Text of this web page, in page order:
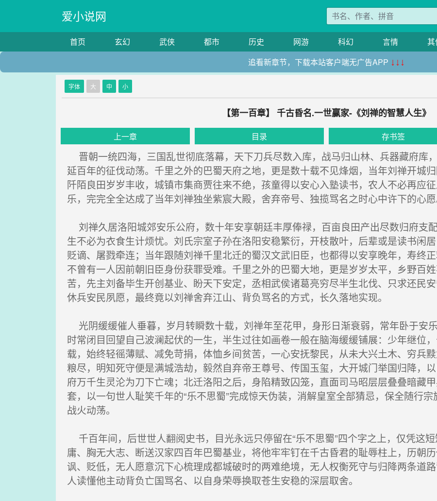
爱小说网
首页 玄幻 武侠 都市 历史 网游 科幻 言情 其
追看新章节，下载本站客户端无广告APP ↓↓↓
字体 大 中 小
【第一百章】 千古昏名.一世赢家-《刘禅的智慧人生》
上一章 目录 存书签
晋朝一统四海，三国乱世彻底落幕，天下刀兵尽数入库，战马归山林、兵器藏府库
延百年的征伐动荡。千里之外的巴蜀天府之地，更是数十载不见烽烟，当年刘禅开城
阡陌良田岁岁丰收，城镇市集商贾往来不绝，孩童得以安心入塾读书，农人不必再应
乐，完完全全达成了当年刘禅独坐紫宸大殿，舍弃帝号、独揽骂名之时心中许下的心愿
刘禅久居洛阳城郊安乐公府，数十年安享朝廷丰厚俸禄，百亩良田产出尽数归府支
生不必为衣食生计烦忧。刘氏宗室子孙在洛阳安稳繁衍，开枝散叶，后辈或是读书闲
贬谪、屠戮牵连；当年跟随刘禅千里北迁的蜀汉文武旧臣，也都得以安享晚年，寿终
不曾有一人因前朝旧臣身份获罪受难。千里之外的巴蜀大地，更是岁岁太平，乡野百
苦，先主刘备毕生开创基业、盼天下安定，丞相武侯诸葛亮穷尽半生北伐、只求还民
休兵安民夙愿，最终竟以刘禅舍弃江山、背负骂名的方式，长久落地实现。
光阴缓缓催人垂暮，岁月转瞬数十载，刘禅年至花甲，身形日渐衰弱，常年卧于安
时常闭目回望自己波澜起伏的一生，半生过往如画卷一般在脑海缓缓铺展：少年继位
载，始终轻徭薄赋、减免苛捐，体恤乡间贫苦，一心安抚黎民，从未大兴土木、穷兵
粮尽，明知死守便是满城浩劫，毅然自弃帝王尊号、传国玉玺，大开城门举国归降，
府万千生灵沦为刀下亡魂；北迁洛阳之后，身陷精致囚笼，直面司马昭层层叠叠暗藏
套，以一句世人耻笑千年的“乐不思蜀”完成惊天伪装，消解皇室全部猜忌，保全随行
战火动荡。
千百年间，后世世人翻阅史书，目光永远只停留在“乐不思蜀”四个字之上，仅凭这
庸、胸无大志、断送汉家四百年巴蜀基业，将他牢牢钉在千古昏君的耻辱柱上，历朝
讽、贬低，无人愿意沉下心梳理成都城破时的两难绝境，无人权衡死守与归降两条道
人读懂他主动背负亡国骂名、以自身荣辱换取苍生安稳的深层取舍。